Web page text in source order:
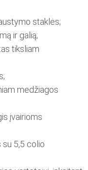
staklės;
ir galią;
tiksliam
medžiagos
įvairioms
5,5 colio